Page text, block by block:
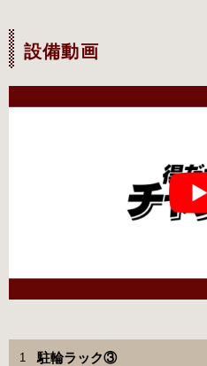
設備動画
1 駐輪ラック③